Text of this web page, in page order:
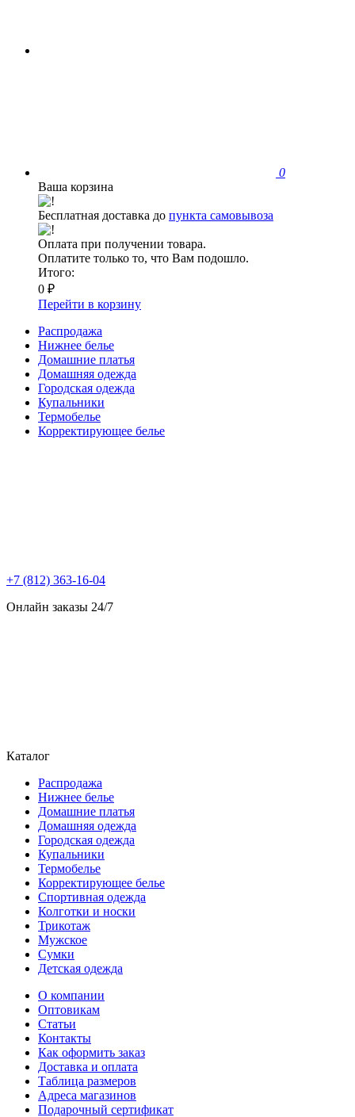
0
Ваша корзина
Бесплатная доставка до пункта самовывоза
Оплата при получении товара.
Оплатите только то, что Вам подошло.
Итого:
0 ₽
Перейти в корзину
Распродажа
Нижнее белье
Домашние платья
Домашняя одежда
Городская одежда
Купальники
Термобелье
Корректирующее белье
+7 (812) 363-16-04
Онлайн заказы 24/7
Каталог
Распродажа
Нижнее белье
Домашние платья
Домашняя одежда
Городская одежда
Купальники
Термобелье
Корректирующее белье
Спортивная одежда
Колготки и носки
Трикотаж
Мужское
Сумки
Детская одежда
О компании
Оптовикам
Статьи
Контакты
Как оформить заказ
Доставка и оплата
Таблица размеров
Адреса магазинов
Подарочный сертификат